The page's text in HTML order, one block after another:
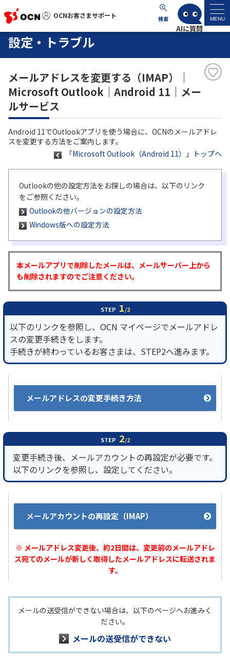
OCNお客さまサポート 検索 MENU
OCNお客さまサポート
サポートトップ
サービス名から探す
よくあるご質問
各種ダウンロード
お問い合わせ
履歴・お気に入り
お知らせ
NTTドコモビジネスのお客さ
まはこちら
サービス
OCN サービス一覧
設定・トラブル
メールアドレスを変更する（IMAP）｜
Microsoft Outlook｜Android 11｜メー
ルサービス
Android 11でOutlookアプリを使う場合に、OCNのメールアドレ
スを変更する方法をご案内します。
「Microsoft Outlook（Android 11）」トップへ
Outlookの他の設定方法をお探しの場合は、以下のリンク
をご参照ください。
Outlookの他バージョンの設定方法
Windows版への設定方法
本メールアプリで削除したメールは、メールサーバー上から
も削除されますのでご注意ください。
STEP 1/2
以下のリンクを参照し、OCN マイページでメールアドレ
スの変更手続きをします。
手続きが終わっているお客さまは、STEP2へ進みます。
メールアドレスの変更手続き方法
STEP 2/2
変更手続き後、メールアカウントの再設定が必要です。
以下のリンクを参照し、設定してください。
メールアカウントの再設定（IMAP）
※ メールアドレス変更後、約2日間は、変更前のメールアドレ
ス宛てのメールが新しく取得したメールアドレスに転送されま
す。
メールの送受信ができない場合は、以下のページへお進みく
ださい。
メールの送受信ができない